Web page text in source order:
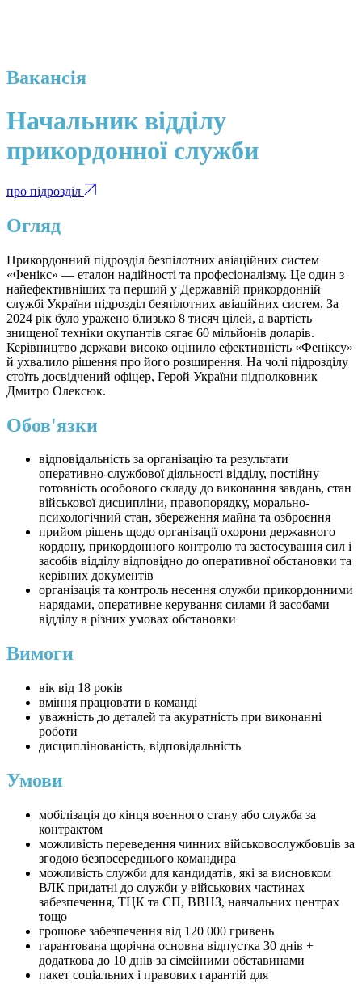
Вакансія
Начальник відділу
прикордонної служби
про підрозділ
Огляд
Прикордонний підрозділ безпілотних авіаційних систем
«Фенікс» — еталон надійності та професіоналізму. Це один з
найефективніших та перший у Державній прикордонній
службі України підрозділ безпілотних авіаційних систем. За
2024 рік було уражено близько 8 тисяч цілей, а вартість
знищеної техніки окупантів сягає 60 мільйонів доларів.
Керівництво держави високо оцінило ефективність «Феніксу»
й ухвалило рішення про його розширення. На чолі підрозділу
стоїть досвідчений офіцер, Герой України підполковник
Дмитро Олексюк.
Обов'язки
відповідальність за організацію та результати
оперативно-службової діяльності відділу, постійну
готовність особового складу до виконання завдань, стан
військової дисципліни, правопорядку, морально-
психологічний стан, збереження майна та озброєння
прийом рішень щодо організації охорони державного
кордону, прикордонного контролю та застосування сил і
засобів відділу відповідно до оперативної обстановки та
керівних документів
організація та контроль несення служби прикордонними
нарядами, оперативне керування силами й засобами
відділу в різних умовах обстановки
Вимоги
вік від 18 років
вміння працювати в команді
уважність до деталей та акуратність при виконанні
роботи
дисциплінованість, відповідальність
Умови
мобілізація до кінця воєнного стану або служба за
контрактом
можливість переведення чинних військовослужбовців за
згодою безпосереднього командира
можливість служби для кандидатів, які за висновком
ВЛК придатні до служби у військових частинах
забезпечення, ТЦК та СП, ВВНЗ, навчальних центрах
тощо
грошове забезпечення від 120 000 гривень
гарантована щорічна основна відпустка 30 днів +
додаткова до 10 днів за сімейними обставинами
пакет соціальних і правових гарантій для